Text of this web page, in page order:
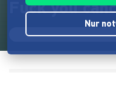
Fuck you
Nur